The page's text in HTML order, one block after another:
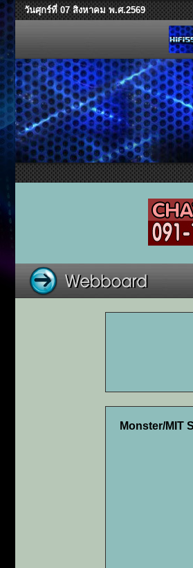
วันศุกร์ที่ 07 สิงหาคม พ.ศ.2569
Monster/MIT